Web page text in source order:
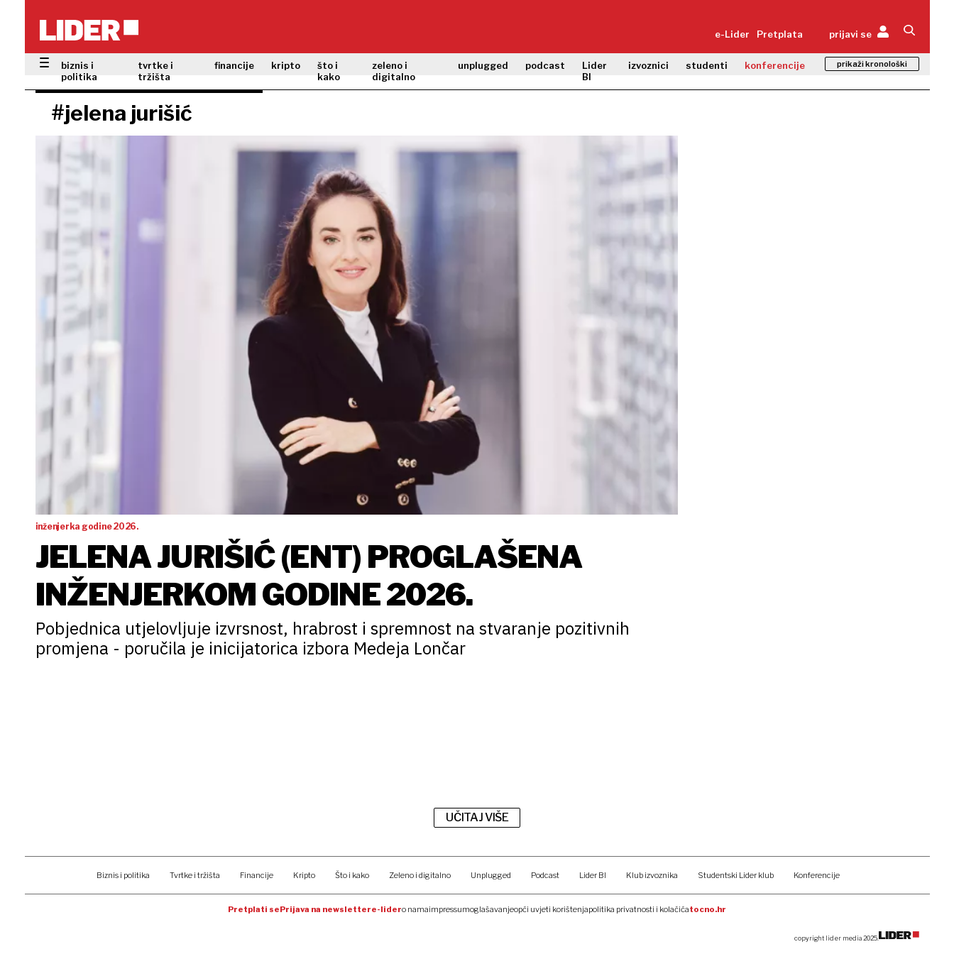
e-Lider Pretplata prijavi se
biznis i
politika
tvrtke i
tržišta
financije kripto
što i
kako
zeleno i
digitalno
unplugged podcast
Lider
BI
izvoznici studenti konferencije prikaži kronološki
#jelena jurišić
inženjerka godine 2026.
JELENA JURIŠIĆ (ENT) PROGLAŠENA
INŽENJERKOM GODINE 2026.
Pobjednica utjelovljuje izvrsnost, hrabrost i spremnost na stvaranje pozitivnih
promjena - poručila je inicijatorica izbora Medeja Lončar
UČITAJ VIŠE
Biznis i politika Tvrtke i tržišta Financije Kripto Što i kako Zeleno i digitalno Unplugged Podcast Lider BI Klub izvoznika Studentski Lider klub Konferencije
Pretplati sePrijava na newslettere-lidero namaimpressumoglašavanjeopći uvjeti korištenjapolitika privatnosti i kolačićatocno.hr
copyright lider media 2025.